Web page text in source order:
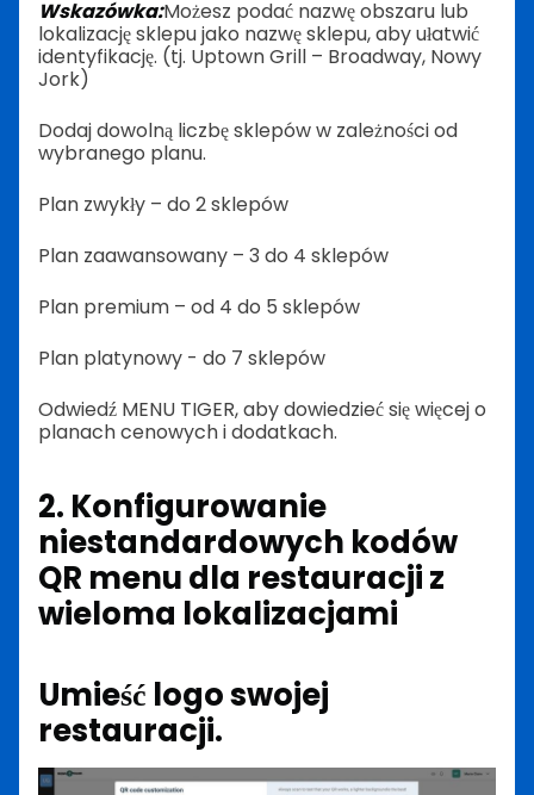
Wskazówka:Możesz podać nazwę obszaru lub
lokalizację sklepu jako nazwę sklepu, aby ułatwić
identyfikację. (tj. Uptown Grill – Broadway, Nowy
Jork)
Dodaj dowolną liczbę sklepów w zależności od
wybranego planu.
Plan zwykły – do 2 sklepów
Plan zaawansowany – 3 do 4 sklepów
Plan premium – od 4 do 5 sklepów
Plan platynowy - do 7 sklepów
Odwiedź MENU TIGER, aby dowiedzieć się więcej o
planach cenowych i dodatkach.
2. Konfigurowanie
niestandardowych kodów
QR menu dla restauracji z
wieloma lokalizacjami
Umieść logo swojej
restauracji.